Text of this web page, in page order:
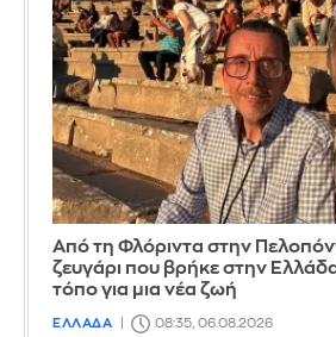
Από τη Φλόριντα στην
ζευγάρι που βρήκε στην
τόπο για μια νέα ζωή
ΕΛΛΑΔΑ 08:35, 06.08.2026